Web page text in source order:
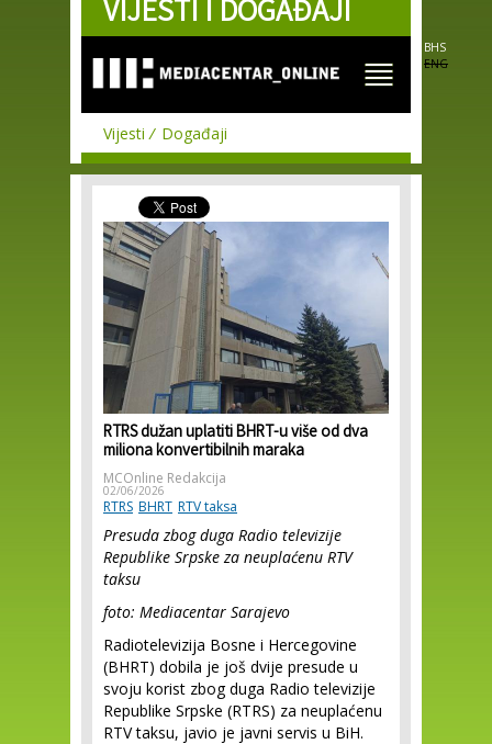
Skip to
main
VIJESTI I DOGAĐAJI
BHS
ENG
Vijesti Događaji
RTRS dužan uplatiti BHRT-u više od dva
miliona konvertibilnih maraka
MCOnline Redakcija
02/06/2026
RTRS BHRT RTV taksa
Presuda zbog duga Radio televizije
Republike Srpske za neuplaćenu RTV
taksu
foto: Mediacentar Sarajevo
Radiotelevizija Bosne i Hercegovine
(BHRT) dobila je još dvije presude u
svoju korist zbog duga Radio televizije
Republike Srpske (RTRS) za neuplaćenu
RTV taksu, javio je javni servis u BiH.